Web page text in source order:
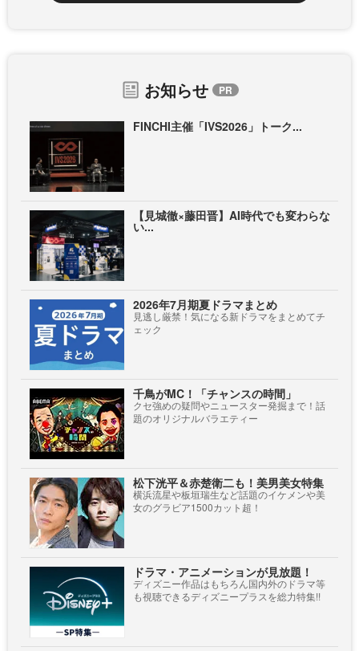
お知らせ
FINCHI主催「IVS2026」トーク...
【見城徹×藤田晋】AI時代でも変わらな
い...
2026年7月期夏ドラマまとめ
見逃し厳禁！気になる新ドラマをまとめてチ
ェック
千鳥がMC！「チャンスの時間」
クセ強めの疑問やニュースター発掘まで！話
題のオリジナルバラエティー
松下洸平＆赤楚衛二も！美男美女特集
横浜流星や板垣瑞生など話題のイケメンや美
女のグラビア1500カット超！
ドラマ・アニメーションが見放題！
ディズニー作品はもちろん国内外のドラマ等
も視聴できるディズニープラスを総力特集!!